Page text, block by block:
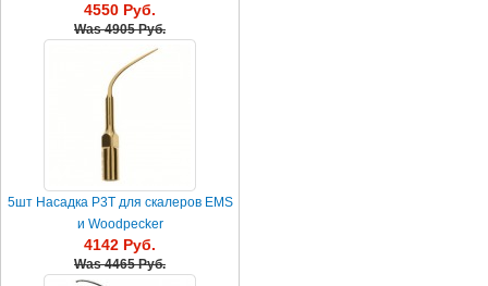
4550 Руб.
Was4905 Руб.
5шт Насадка P3T для скалеров EMS
и Woodpecker
4142 Руб.
Was4465 Руб.